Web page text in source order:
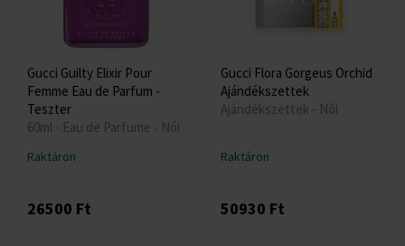
Gucci Guilty Elixir Pour
Femme Eau de Parfum -
Teszter
60ml - Eau de Parfume - Női
Raktáron
26500 Ft
Gucci Flora Gorgeus Orchid
Ajándékszettek
Ajándékszettek - Női
Raktáron
50930 Ft